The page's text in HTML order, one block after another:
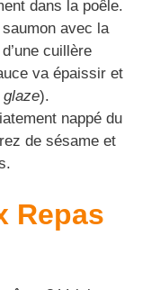
dans la poêle.
avec la
cuillère
va épaissir et
glaze).
nappé du
de sésame et
Repas